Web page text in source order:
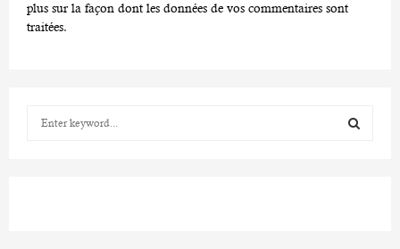
plus sur la façon dont les données de vos commentaires sont
traitées.